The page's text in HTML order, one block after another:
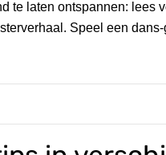
te laten ontspannen: lees
Speel een